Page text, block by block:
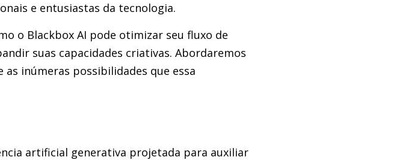
e entusiastas da tecnologia.
o Blackbox AI pode otimizar seu fluxo de
suas capacidades criativas. Abordaremos
inúmeras possibilidades que essa
artificial generativa projetada para auxiliar